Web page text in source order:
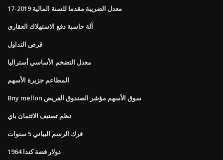
معدل الضريبة مقدما للسنة المالية 2019-17
آلة حاسبة دفع الاستهلاك العقاري
قرص التداول
معدل التضخم الأساسي أستراليا
المطاعم جزيرة الأسهم
Bny mellon سوق الأسهم مؤشر الصندوق العريض
نظم تصنيف الائتمان باي
فرك الرسم البياني 5 سنوات
1964 دولار فضة كندا